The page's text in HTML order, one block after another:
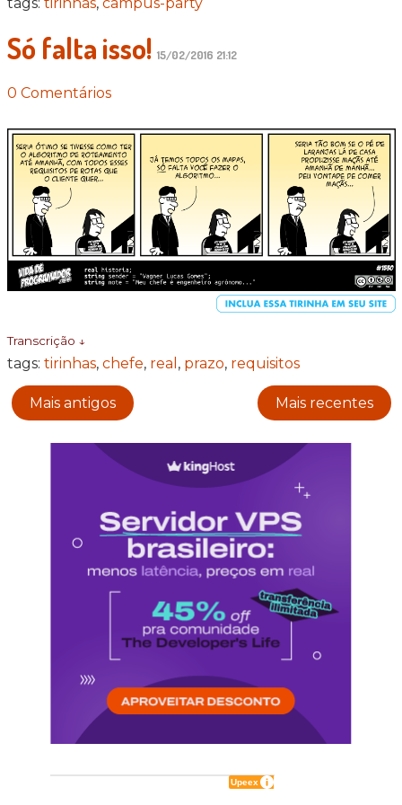
Só falta isso! 15/02/2016 21:12
0 Comentários
Transcrição ↓
tags: tirinhas, chefe, real , prazo, requisitos
Mais antigos Mais recentes